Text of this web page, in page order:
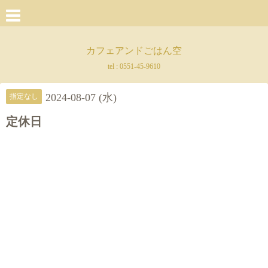
カフェアンドごはん空
tel : 0551-45-9610
指定なし 2024-08-07 (水)
定休日